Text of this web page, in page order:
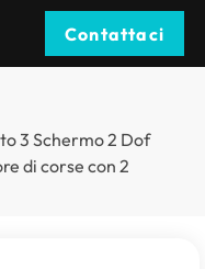
Contattaci
3 Schermo 2 Dof
di corse con 2